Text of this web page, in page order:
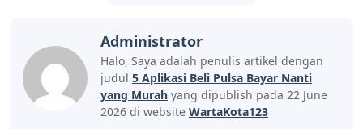
Administrator
Halo, Saya adalah penulis artikel dengan
judul 5 Aplikasi Beli Pulsa Bayar Nanti
yang Murah yang dipublish pada 22 June
2026 di website WartaKota123